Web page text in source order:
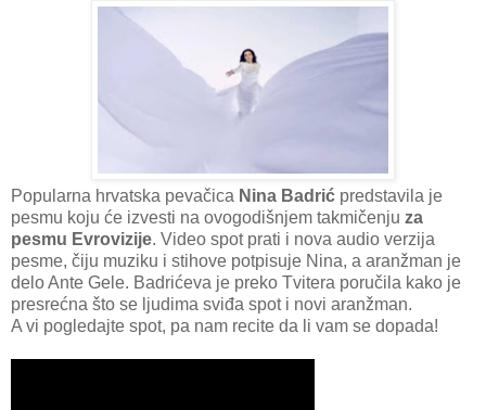
Popularna hrvatska pevačica Nina Badrić predstavila je
pesmu koju će izvesti na ovogodišnjem takmičenju za
pesmu Evrovizije. Video spot prati i nova audio verzija
pesme, čiju muziku i stihove potpisuje Nina, a aranžman je
delo Ante Gele. Badrićeva je preko Tvitera poručila kako je
presrećna što se ljudima sviđa spot i novi aranžman.
A vi pogledajte spot, pa nam recite da li vam se dopada!